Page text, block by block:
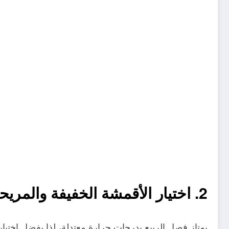
2. اختيار الأقمشة الخفيفة والمريحة
يمتاز فصل الربيع بدرجات حرارة معتدلة، لذا يفضل